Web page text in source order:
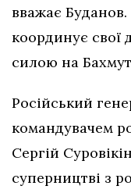
вважає
координує свої
силою на
Російський
командувачем
Сергій
суперництві з